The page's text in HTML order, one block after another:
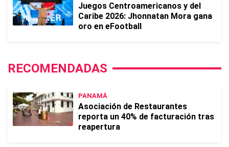
Juegos Centroamericanos y del
Caribe 2026: Jhonnatan Mora gana
oro en eFootball
RECOMENDADAS
PANAMÁ
Asociación de Restaurantes
reporta un 40% de facturación tras
reapertura